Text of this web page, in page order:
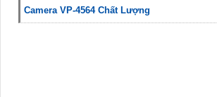
Camera VP-4564 Chất Lượng